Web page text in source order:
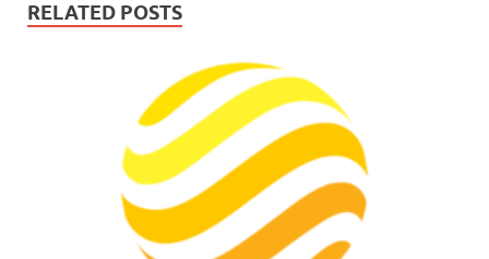
RELATED POSTS